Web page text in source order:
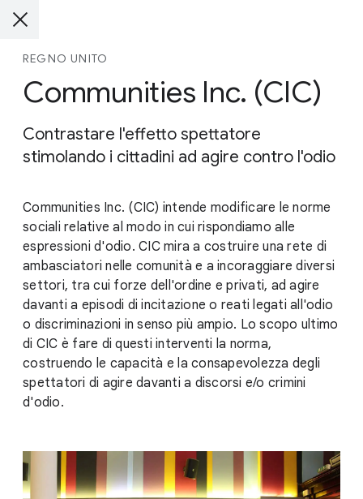
REGNO UNITO
Communities Inc. (CIC)
Contrastare l'effetto spettatore
stimolando i cittadini ad agire contro l'odio
Communities Inc. (CIC) intende modificare le norme
sociali relative al modo in cui rispondiamo alle
espressioni d'odio. CIC mira a costruire una rete di
ambasciatori nelle comunità e a incoraggiare diversi
settori, tra cui forze dell'ordine e privati, ad agire
davanti a episodi di incitazione o reati legati all'odio
o discriminazioni in senso più ampio. Lo scopo ultimo
di CIC è fare di questi interventi la norma,
costruendo le capacità e la consapevolezza degli
spettatori di agire davanti a discorsi e/o crimini
d'odio.